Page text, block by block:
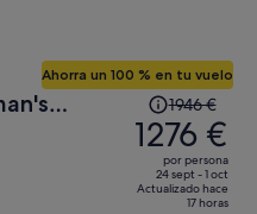
Ahorra un 100 % en tu vuelo
precio
era
1946 €,
1946 €
1276 €
por persona
24 sept - 1 oct
Actualizado hace
17 horas